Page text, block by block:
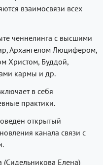
взаимосвязи всех
ченнелинга с высшими
Архангелом Люцифером,
Христом, Буддой,
кармы и др.
в себя
практики.
открытый
канала связи с
(Сидельникова Елена)